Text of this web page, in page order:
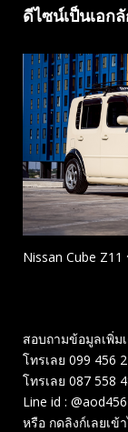
ดีไซน์เป็นเอก
Nissan Cube
สอบถามข้อมูลเพิ่ม
โทรเลย 099 456
โทรเลย 087 558
Line id : @aod456
หรือ กดลิงก์เลยเข้